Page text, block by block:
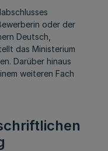
oder der
Deutsch,
das Ministerium
Darüber hinaus
weiteren Fach